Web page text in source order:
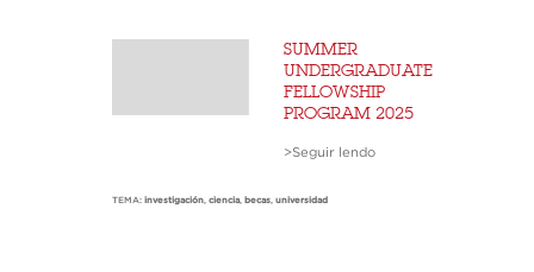
SUMMER
UNDERGRADUATE
FELLOWSHIP
PROGRAM 2025
>Seguir lendo
TEMA: investigación, ciencia, becas, universidad